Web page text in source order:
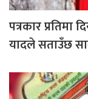
पत्रकार प्रतिमा
यादले सताउँछ